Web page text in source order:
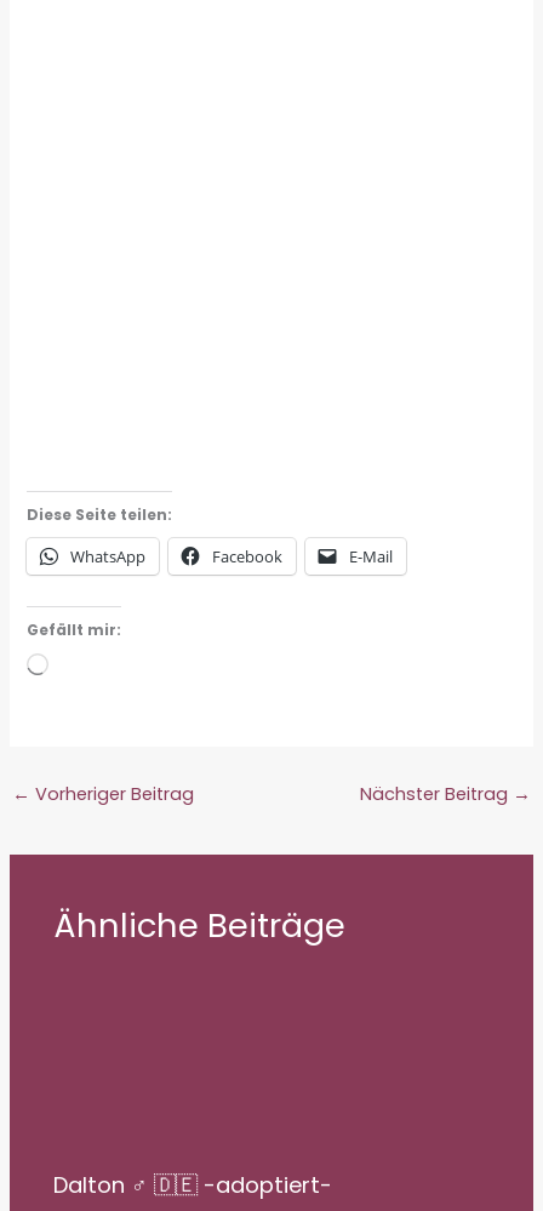
Diese Seite teilen:
WhatsApp Facebook E-Mail
Gefällt mir:
Wird
← Vorheriger Beitrag Nächster Beitrag →
Ähnliche Beiträge
Dalton ♂ 🇩🇪 -adoptiert-